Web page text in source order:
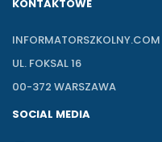
KONTAKTOWE
INFORMATORSZKOLNY.COM
UL. FOKSAL 16
00-372 WARSZAWA
SOCIAL MEDIA